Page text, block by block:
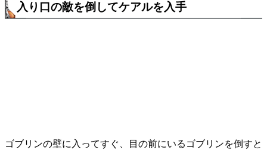
入り口の敵を倒してケアルを入手
ゴブリンの壁に入ってすぐ、目の前にいるゴブリンを倒すと